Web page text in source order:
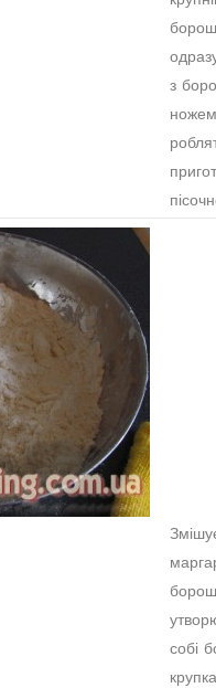
з
собі